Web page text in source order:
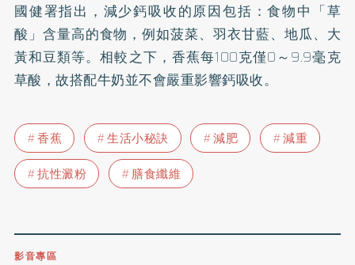
國健署指出，減少鈣吸收的原因包括：食物中「草
酸」含量高的食物，例如菠菜、羽衣甘藍、地瓜、大
黃和豆類等。相較之下，香蕉每100克僅0～9.9毫克
草酸，故搭配牛奶並不會嚴重影響鈣吸收。
香蕉 生活小秘訣 減肥
減重
抗性澱粉
膳食纖維
影音專區